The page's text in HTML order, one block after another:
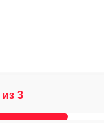
из 3